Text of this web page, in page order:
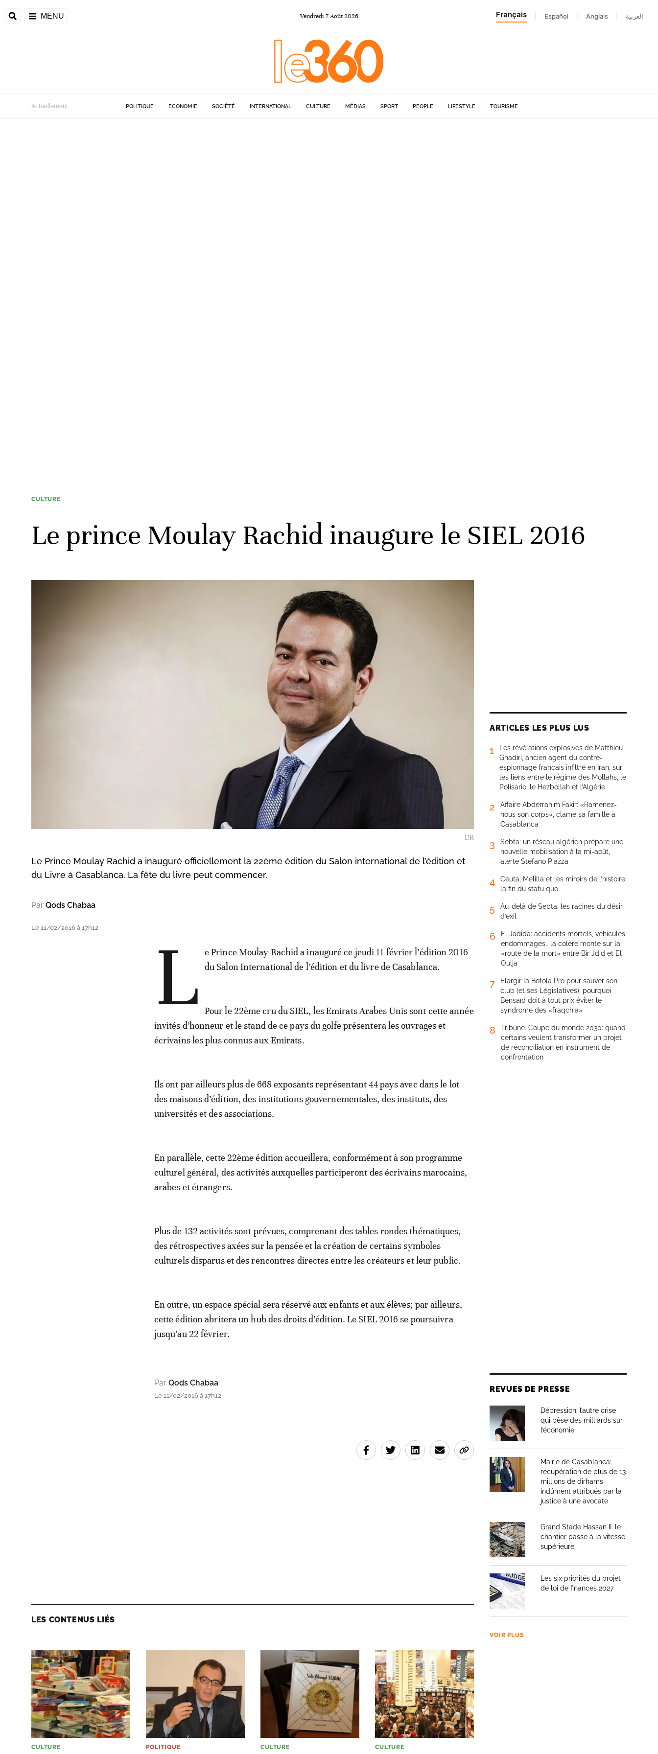
MENU Vendredi 7Août 2026 Français Español Anglais العربية
Actuellement POLITIQUE ECONOMIE SOCIÉTÉ INTERNATIONAL CULTURE MÉDIAS SPORT PEOPLE LIFESTYLE TOURISME
CULTURE
Le prince Moulay Rachid inaugure le SIEL 2016
DR
Le Prince Moulay Rachid a inauguré officiellement la 22ème édition du Salon international de l’édition et
du Livre à Casablanca. La fête du livre peut commencer.
Par Qods Chabaa
Le 11/02/2016 à 17h12 L
e Prince Moulay Rachid a inauguré ce jeudi 11 février l’édition 2016
du Salon International de l’édition et du livre de Casablanca.
Pour le 22ème cru du SIEL, les Emirats Arabes Unis sont cette année
invités d’honneur et le stand de ce pays du golfe présentera les ouvrages et
écrivains les plus connus aux Emirats.
Ils ont par ailleurs plus de 668 exposants représentant 44 pays avec dans le lot
des maisons d’édition, des institutions gouvernementales, des instituts, des
universités et des associations.
En parallèle, cette 22ème édition accueillera, conformément à son programme
culturel général, des activités auxquelles participeront des écrivains marocains,
arabes et étrangers.
Plus de 132 activités sont prévues, comprenant des tables rondes thématiques,
des rétrospectives axées sur la pensée et la création de certains symboles
culturels disparus et des rencontres directes entre les créateurs et leur public.
En outre, un espace spécial sera réservé aux enfants et aux élèves; par ailleurs,
cette édition abritera un hub des droits d’édition. Le SIEL 2016 se poursuivra
jusqu’au 22 février.
Par Qods Chabaa
Le 11/02/2016 à 17h12
LES CONTENUS LIÉS
CULTURE POLITIQUE CULTURE CULTURE
ARTICLES LES PLUS LUS
1
Les révélations explosives de Matthieu
Ghadiri, ancien agent du contre-
espionnage français infiltré en Iran, sur
les liens entre le régime des Mollahs, le
Polisario, le Hezbollah et l’Algérie
2
Affaire Abderrahim Fakir: «Ramenez-
nous son corps», clame sa famille à
Casablanca
3
Sebta: un réseau algérien prépare une
nouvelle mobilisation à la mi-août,
alerte Stefano Piazza
4
Ceuta, Melilla et les miroirs de l’histoire:
la fin du statu quo
5
Au-delà de Sebta: les racines du désir
d’exil
6
El Jadida: accidents mortels, véhicules
endommagés… la colère monte sur la
«route de la mort» entre Bir Jdid et El
Oulja
7
Élargir la Botola Pro pour sauver son
club (et ses Législatives): pourquoi
Bensaïd doit à tout prix éviter le
syndrome des «fraqchia»
8
Tribune. Coupe du monde 2030: quand
certains veulent transformer un projet
de réconciliation en instrument de
confrontation
REVUES DE PRESSE
Dépression: l’autre crise
qui pèse des milliards sur
l’économie
Mairie de Casablanca:
récupération de plus de 13
millions de dirhams
indûment attribués par la
justice à une avocate
Grand Stade Hassan II: le
chantier passe à la vitesse
supérieure
Les six priorités du projet
de loi de finances 2027
VOIR PLUS